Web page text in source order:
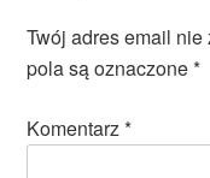
Twój adres email
pola są oznaczone*
Komentarz*